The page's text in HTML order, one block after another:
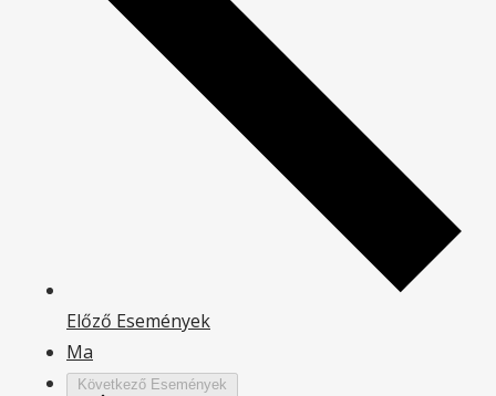
Előző Események
Ma
Következő Események